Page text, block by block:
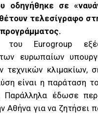
οδηγήθηκε σε
τελεσίγραφο
Eurogroup
ευρωπαίων
τεχνικών κλιμακίων,
είναι η παράταση
Παράλληλα έδωσε
Αθήνα για να ζητήσει